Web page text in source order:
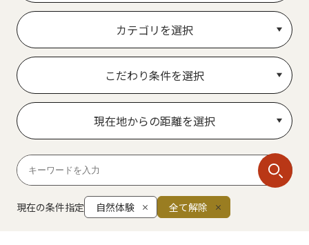
カテゴリを選択
こだわり条件を選択
現在地からの距離を選択
現在の条件指定 自然体験 全て解除